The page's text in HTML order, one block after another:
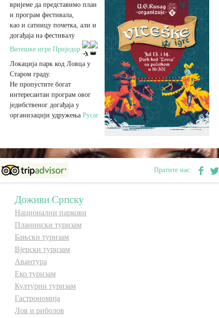
Вјерски туризам
Авантура
Еко туризам
Културни туризам
Лов и риболов
Омладински туризам
Дестинације
Списак дестинација
Мапа дестинација
вријеме да представимо план
и програм фестивала,
као и сатницу почетка, али и
догађаја на фестивалу
Витешке игре Приједор
Локација парк код Ловца у
Старом граду.
Не пропустите богат
интересантан програм овог
једибственог догађаја у
организацији удружења Русаг
Пратите нас:
Доживи Српску
Национални паркови
Планински туризам
Бањски туризам
Вјерски туризам
Авантура
Еко туризам
Културни туризам
Гастрономија
Лов и риболов